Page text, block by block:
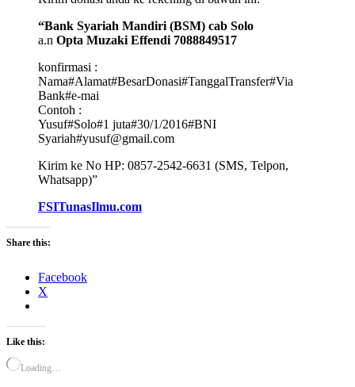
“Bank Syariah Mandiri (BSM) cab Solo
a.n Opta Muzaki Effendi 7088849517
konfirmasi :
Nama#Alamat#BesarDonasi#TanggalTransfer#Via
Bank#e-mai
Contoh :
Yusuf#Solo#1 juta#30/1/2016#BNI
Syariah#yusuf@gmail.com
Kirim ke No HP: 0857-2542-6631 (SMS, Telpon,
Whatsapp)”
FSITunasIlmu.com
Share this:
Facebook
X
Like this:
Loading…